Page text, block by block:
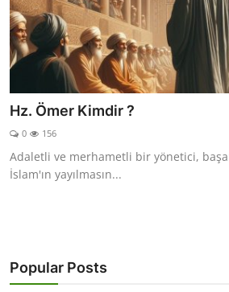
DESTEKLİYORUM
SURELER
NAMAZ
DUALAR
KİMDİR?
KISSADAN HİSSE
Hz. Ömer Kimdir ?
0 156
Adaletli ve merhametli bir yönetici,
İslam'ın yayılmasın...
Popular Posts